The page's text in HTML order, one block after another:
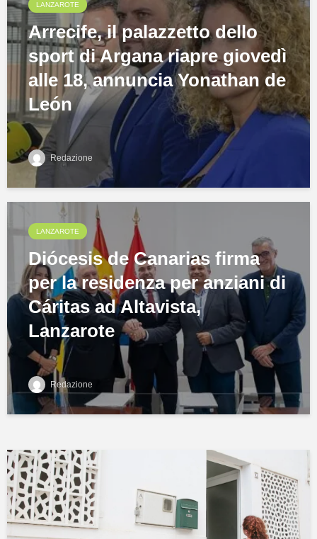
LANZAROTE
Arrecife, il palazzetto dello
sport di Argana riapre giovedì
alle 18, annuncia Yonathan de
León
Redazione
LANZAROTE
Diócesis de Canarias firma
per la residenza per anziani di
Cáritas ad Altavista,
Lanzarote
Redazione